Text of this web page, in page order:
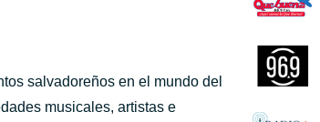
salvadoreños en el mundo del
musicales, artistas e